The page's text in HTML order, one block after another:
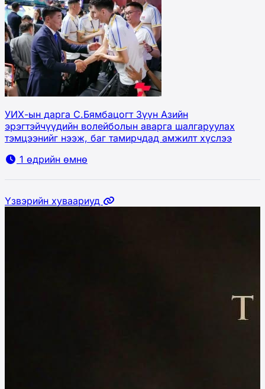
УИХ-ын дарга С.Бямбацогт Зүүн Азийн
эрэгтэйчүүдийн волейболын аварга шалгаруулах
тэмцээнийг нээж, баг тамирчдад амжилт хүслээ
1 өдрийн өмнө
Үзвэрийн хуваариуд